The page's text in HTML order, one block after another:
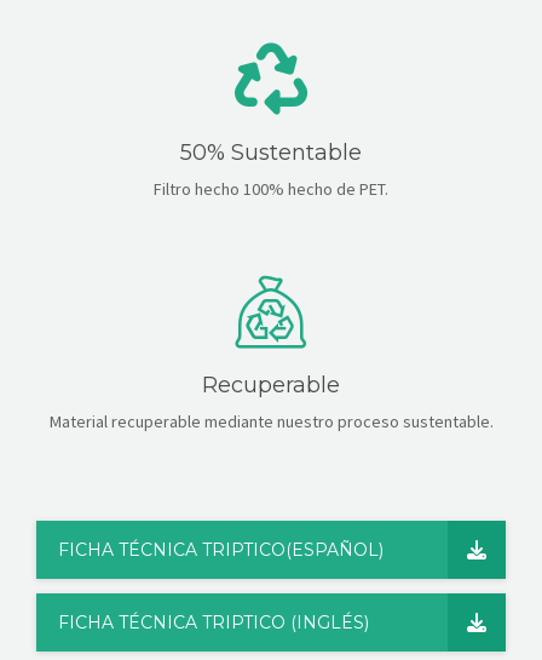
50% Sustentable
Filtro hecho 100% hecho de PET.
Recuperable
Material recuperable mediante nuestro proceso sustentable.
FICHA TÉCNICA TRIPTICO(ESPAÑOL)
FICHA TÉCNICA TRIPTICO (INGLÉS)